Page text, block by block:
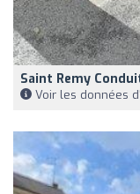
Saint Remy
Voir les données